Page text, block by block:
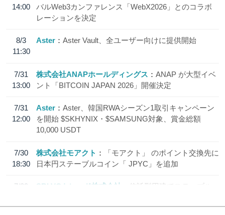
14:00
バルWeb3カンファレンス「WebX2026」とのコラボ
レーションを決定
8/3
11:30
Aster Aster Vault、全ユーザー向けに提供開始
7/31
13:00
株式会社ANAPホールディングス
ANAP が大型イベ
ント「BITCOIN JAPAN 2026」開催決定
7/31
12:00
Aster
Aster、韓国RWAシーズン1取引キャンペーン
を開始 $SKHYNIX・$SAMSUNG対象、賞金総額
10,000 USDT
7/30
18:30
株式会社モアクト
「モアクト」 のポイント交換先に
日本円ステーブルコイン「 JPYC」を追加
7/29
SBI VCトレード株式会社
信託型円建てステーブル